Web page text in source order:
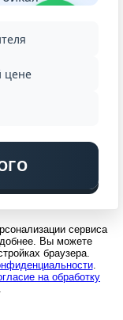
цене
сервиса
Вы можете
браузера.
.
на обработку
.